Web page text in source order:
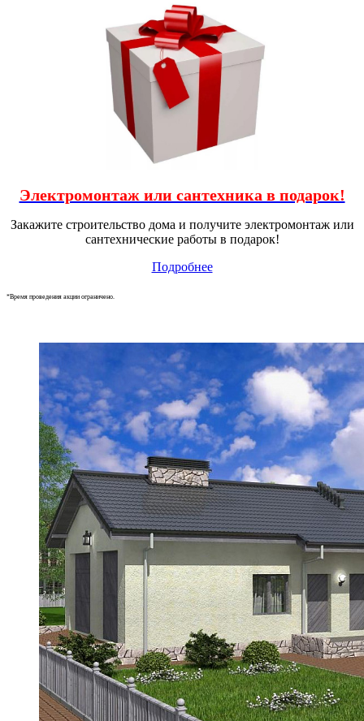
Электромонтаж или сантехника в подарок!
Закажите строительство дома и получите электромонтаж или
сантехнические работы в подарок!
Подробнее
*Время проведения акции ограничено.